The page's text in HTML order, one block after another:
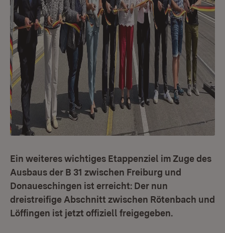
Ein weiteres wichtiges Etappenziel im Zuge des
Ausbaus der B 31 zwischen Freiburg und
Donaueschingen ist erreicht: Der nun
dreistreifige Abschnitt zwischen Rötenbach und
Löffingen ist jetzt offiziell freigegeben.